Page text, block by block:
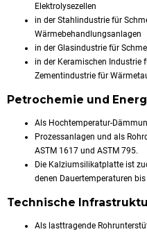
Elektrolysezellen
in der Stahlindustrie für
Wärmebehandlungsanlagen
in der Glasindustrie für
in der Keramischen Industrie
Zementindustrie für
Petrochemie und
Als Hochtemperatur-
Prozessanlagen und als
ASTM 1617 und ASTM 795.
Die Kalziumsilikatplatte ist
denen Dauertemperaturen
Technische
Als lasttragende